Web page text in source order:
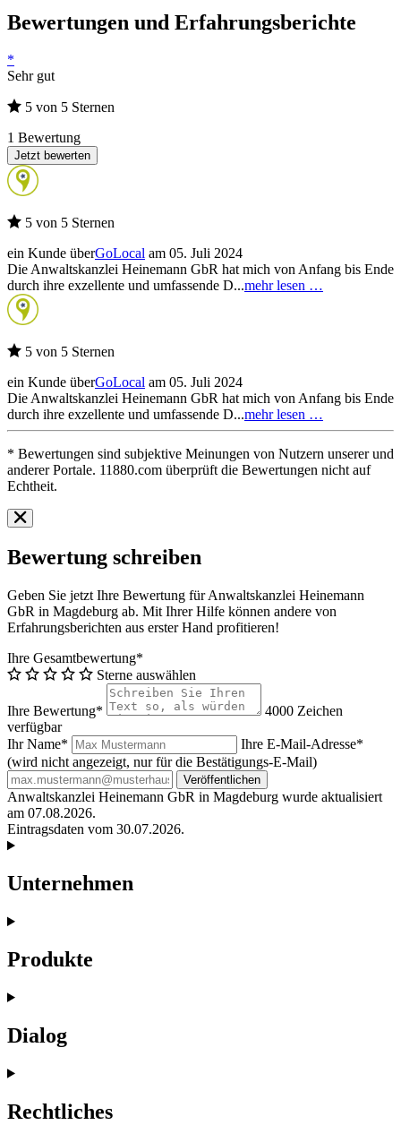
Bewertungen und Erfahrungsberichte
*
Sehr gut
5 von 5 Sternen
1 Bewertung
Jetzt bewerten
5 von 5 Sternen
ein Kunde überGoLocal am 05. Juli 2024
Die Anwaltskanzlei Heinemann GbR hat mich von Anfang bis Ende
durch ihre exzellente und umfassende D...mehr lesen …
5 von 5 Sternen
ein Kunde überGoLocal am 05. Juli 2024
Die Anwaltskanzlei Heinemann GbR hat mich von Anfang bis Ende
durch ihre exzellente und umfassende D...mehr lesen …
* Bewertungen sind subjektive Meinungen von Nutzern unserer und
anderer Portale. 11880.com überprüft die Bewertungen nicht auf
Echtheit.
Bewertung schreiben
Geben Sie jetzt Ihre Bewertung für Anwaltskanzlei Heinemann
GbR in Magdeburg ab. Mit Ihrer Hilfe können andere von
Erfahrungsberichten aus erster Hand profitieren!
Ihre Gesamtbewertung*
Sterne auswählen
Ihre Bewertung* 4000 Zeichen
verfügbar
Ihr Name*
Ihre E-Mail-Adresse*
(wird nicht angezeigt, nur für die Bestätigungs-E-Mail)
Veröffentlichen
Anwaltskanzlei Heinemann GbR in Magdeburg wurde aktualisiert
am 07.08.2026.
Eintragsdaten vom 30.07.2026.
Unternehmen
Produkte
Dialog
Rechtliches